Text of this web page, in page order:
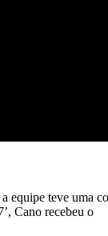
equipe teve uma
Cano recebeu o